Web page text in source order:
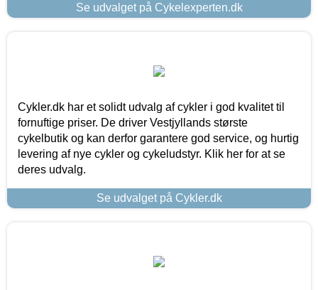
Se udvalget på Cykelexperten.dk
Cykler.dk har et solidt udvalg af cykler i god kvalitet til
fornuftige priser. De driver Vestjyllands største
cykelbutik og kan derfor garantere god service, og hurtig
levering af nye cykler og cykeludstyr. Klik her for at se
deres udvalg.
Se udvalget på Cykler.dk